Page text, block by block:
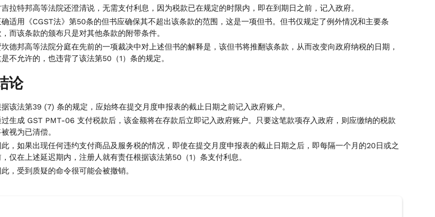
拉特邦高等法院还澄清说，无需支付利息，因为税款已在规定的时限内，即在到期日之前，记入政府。
适用《CGST法》第50条的但书应确保其不超出该条款的范围，这是一项但书。但书仅规定了例外情况和主要条
而该条款的颁布只是对其他条款的附带条件。
德邦高等法院分庭在先前的一项裁决中对上述但书的解释是，该但书将推翻该条款，从而改变向政府纳税的日期，
不允许的，也违背了该法第50（1）条的规定。
论
该法第39 (7) 条的规定，应始终在提交月度申报表的截止日期之前记入政府账户。
生成 GST PMT-06 支付税款后，该金额将在存款后立即记入政府账户。只要这笔款项存入政府，则应缴纳的税款
视为已清偿。
，如果出现任何违约支付商品及服务税的情况，即使在提交月度申报表的截止日期之后，即每隔一个月的20日或之
仅在上述延迟期内，注册人就有责任根据该法第50（1）条支付利息。
，受到质疑的命令很可能会被撤销。